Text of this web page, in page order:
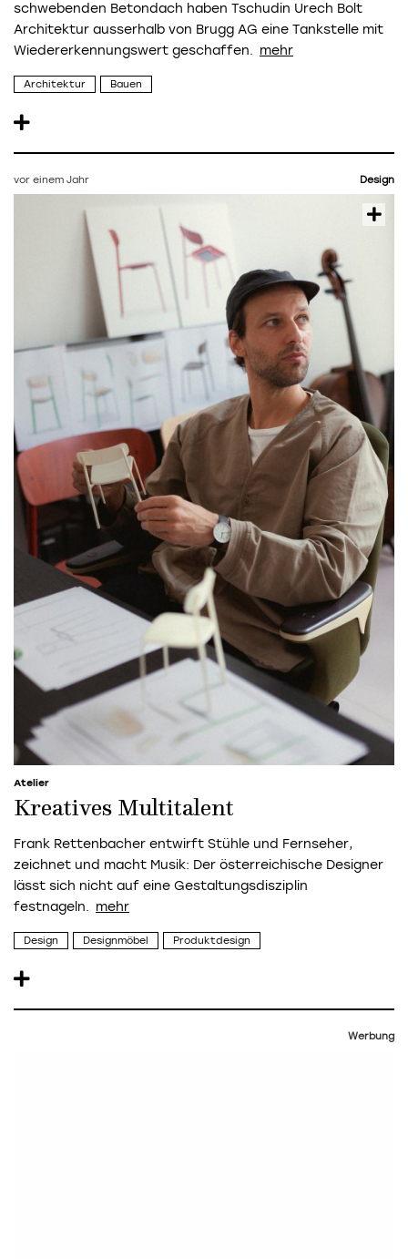
schwebenden Betondach haben Tschudin Urech Bolt
Architektur ausserhalb von Brugg AG eine Tankstelle mit
Wiedererkennungswert geschaffen.
Architektur Bauen
vor einem Jahr Design
Atelier
Kreatives Multitalent
Frank Rettenbacher entwirft Stühle und Fernseher,
zeichnet und macht Musik: Der österreichische Designer
lässt sich nicht auf eine Gestaltungsdisziplin
festnageln.
Design Designmöbel Produktdesign
Werbung